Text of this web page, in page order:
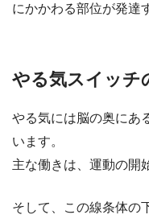
にかかわる部位が発達
やる気スイッチ
やる気には脳の奥にあ
います。
主な働きは、運動の開
そして、この線条体の